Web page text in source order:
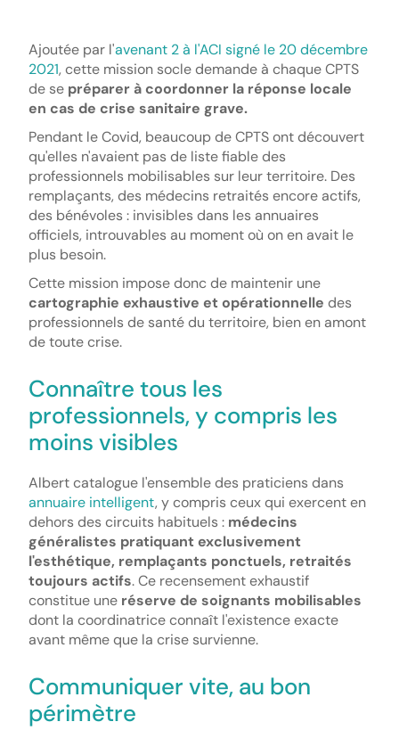
Ajoutée par l'avenant 2 à l'ACI signé le 20 décembre
2021, cette mission socle demande à chaque CPTS
de se préparer à coordonner la réponse locale
en cas de crise sanitaire grave.
Pendant le Covid, beaucoup de CPTS ont découvert
qu'elles n'avaient pas de liste fiable des
professionnels mobilisables sur leur territoire. Des
remplaçants, des médecins retraités encore actifs,
des bénévoles : invisibles dans les annuaires
officiels, introuvables au moment où on en avait le
plus besoin.
Cette mission impose donc de maintenir une
cartographie exhaustive et opérationnelle des
professionnels de santé du territoire, bien en amont
de toute crise.
Connaître tous les
professionnels, y compris les
moins visibles
Albert catalogue l'ensemble des praticiens dans
annuaire intelligent, y compris ceux qui exercent en
dehors des circuits habituels : médecins
généralistes pratiquant exclusivement
l'esthétique, remplaçants ponctuels, retraités
toujours actifs. Ce recensement exhaustif
constitue une réserve de soignants mobilisables
dont la coordinatrice connaît l'existence exacte
avant même que la crise survienne.
Communiquer vite, au bon
périmètre